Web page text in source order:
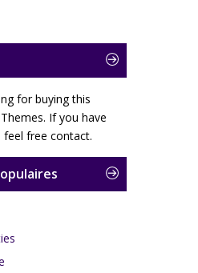
for buying this
If you have
feel free contact.